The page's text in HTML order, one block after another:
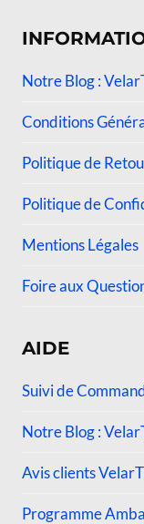
Notre Blog :
Conditions
Politique de
Politique de
Mentions Légales
Foire aux
AIDE
Suivi de
Notre Blog :
Avis clients
Programme